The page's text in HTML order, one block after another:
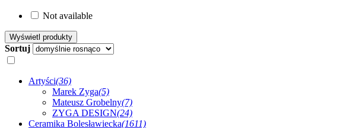
Not available
Sortuj
Artyści(36)
Marek Zyga(5)
Mateusz Grobelny(7)
ZYGA DESIGN(24)
Ceramika Bolesławiecka(1611)